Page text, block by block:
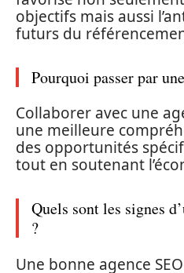
objectifs mais aussi
futurs du
Pourquoi passer par
Collaborer avec une
une meilleure
des opportunités
tout en soutenant
Quels sont les signes
?
Une bonne agence